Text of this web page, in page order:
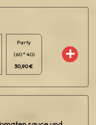
Party
(60 * 40)
30,90 €